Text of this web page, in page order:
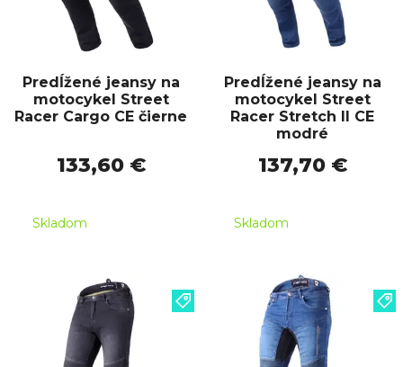
Predĺžené jeansy na
motocykel Street
Racer Cargo CE čierne
133,60 €
Skladom
Predĺžené jeansy na
motocykel Street
Racer Stretch II CE
modré
137,70 €
Skladom